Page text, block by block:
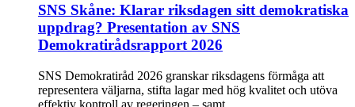
SNS Skåne: Klarar riksdagen sitt demokratiska
uppdrag? Presentation av SNS
Demokratirådsrapport 2026
SNS Demokratiråd 2026 granskar riksdagens förmåga att
representera väljarna, stifta lagar med hög kvalitet och utöva
effektiv kontroll av regeringen – samt...